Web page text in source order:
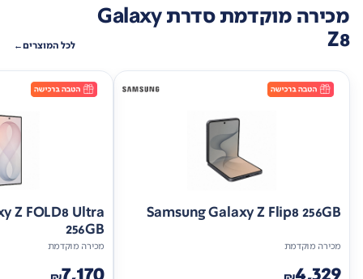
מכירה מוקדמת סדרת Galaxy
Z8 לכל המוצרים
Samsung Galaxy Z Flip8 256GB
מכירה מוקדמת
Z FOLD8 Ultra
256GB
מכירה מוקדמת